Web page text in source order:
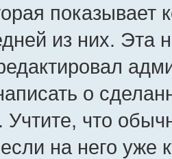
показывает
из них. Эта
о
что
на него уже